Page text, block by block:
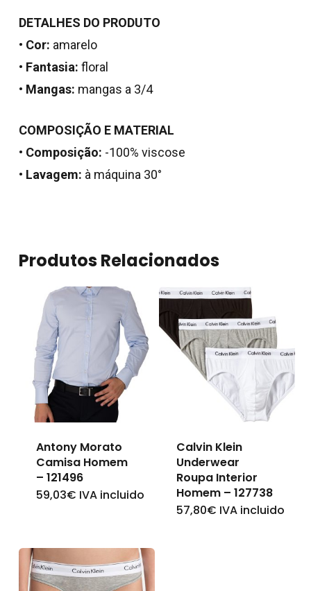
Nenhum produto no
DETALHES DO PRODUTO
• Cor: amarelo
• Fantasia: floral
• Mangas: mangas a 3/4
COMPOSIÇÃO E MATERIAL
• Composição: -100% viscose
• Lavagem: à máquina 30°
Produtos Relacionados
Antony Morato
Camisa Homem
– 121496
59,03€ IVA incluido
This
multiple
variants.
Calvin Klein
Underwear
Roupa Interior
Homem – 127738
57,80€ IVA incluido
This